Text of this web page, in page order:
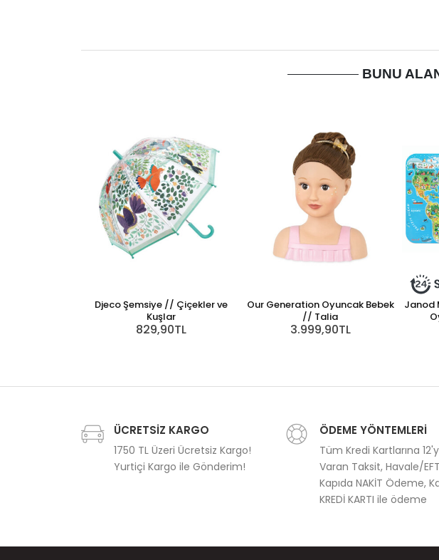
BUNU
Djeco Şemsiye // Çiçekler ve
Kuşlar
829,90TL
Our Generation Oyuncak Bebek
// Talia
3.999,90TL
Janod
ÜCRETSİZ KARGO
1750 TL Üzeri Ücretsiz Kargo!
Yurtiçi Kargo ile Gönderim!
ÖDEME YÖNTEMLERİ
Tüm Kredi Kartlarına
Varan Taksit, Havale/
Kapıda NAKİT Ödeme,
KREDİ KARTI ile ödeme